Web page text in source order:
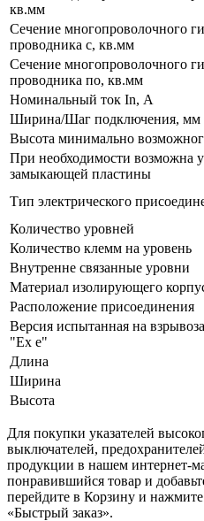
кв.мм
Сечение многопроволочного
проводника с, кв.мм
Сечение многопроволочного
проводника по, кв.мм
Номинальный ток In, А
Ширина/Шаг подключения, мм
Высота минимально
При необходимости возможна
замыкающей пластины
Тип электрического
Количество уровней
Количество клемм на уровень
Внутренне связанные уровни
Материал изолирующего
Расположение присоединения
Версия испытанная на
"Ex е"
Длина
Ширина
Высота
Для покупки указателей
выключателей,
продукции в нашем интернет-
понравившийся товар и
перейдите в Корзину и
«Быстрый заказ».